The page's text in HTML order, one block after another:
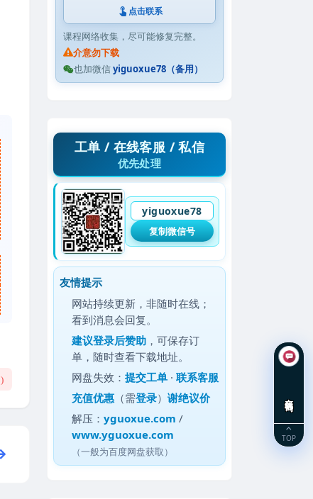
)
点击联系
课程网络收集，尽可能修复完整。
介意勿下载
也加微信yiguoxue78（备用）
工单 / 在线客服 / 私信
优先处理
yiguoxue78
复制微信号
友情提示
网站持续更新，非随时在线；
看到消息会回复。
建议登录后赞助 ，可保存订
单，随时查看下载地址。
网盘失效：提交工单 ·联系客服
充值优惠 （需登录）谢绝议价
解压：yguoxue.com /
www.yguoxue.com
（一般为百度网盘获取）
TOP